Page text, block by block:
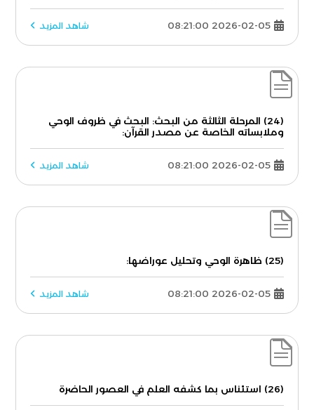
2026-02-05 08:21:00 شاهد المزيد
(24) المرحلة الثالثة من البحث: البحث في ظروف الوحي
وملابساته الخاصة عن مصدر القرآن:
2026-02-05 08:21:00 شاهد المزيد
(25) ظاهرة الوحي وتحليل عوراضها:
2026-02-05 08:21:00 شاهد المزيد
(26) استئناس بما كشفه العلم في العصور الحاضرة